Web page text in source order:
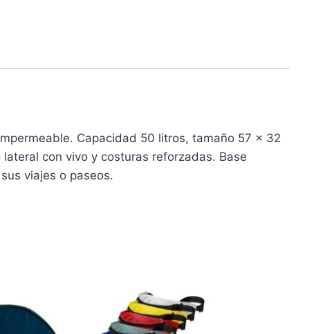
Capacidad 50 litros, tamaño 57 x 32
con vivo y costuras reforzadas. Base
viajes o paseos.